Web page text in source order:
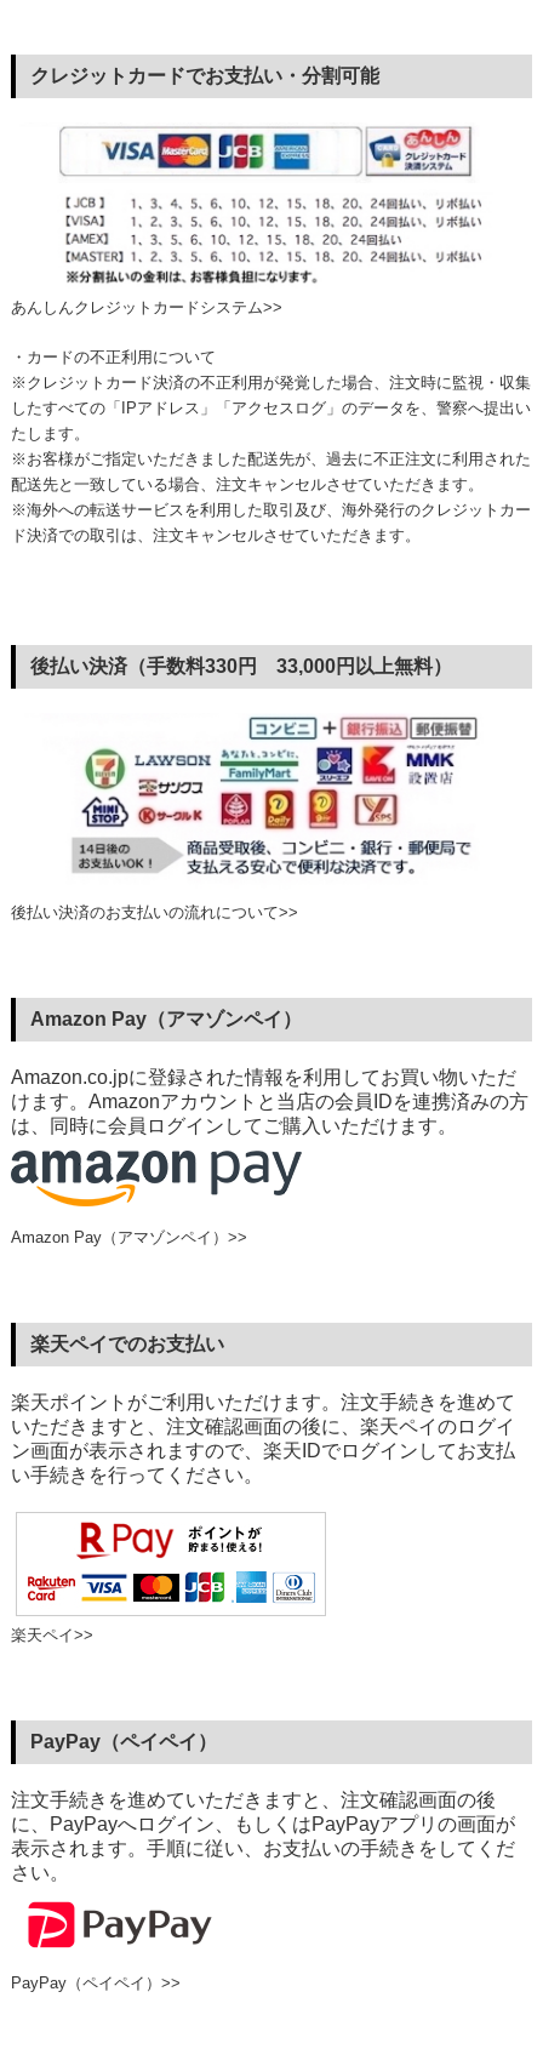
クレジットカードでお支払い・分割可能
あんしんクレジットカードシステム>>
・カードの不正利用について
※クレジットカード決済の不正利用が発覚した場合、注文時に監視・収集
したすべての「IPアドレス」「アクセスログ」のデータを、警察へ提出い
たします。
※お客様がご指定いただきました配送先が、過去に不正注文に利用された
配送先と一致している場合、注文キャンセルさせていただきます。
※海外への転送サービスを利用した取引及び、海外発行のクレジットカー
ド決済での取引は、注文キャンセルさせていただきます。
後払い決済（手数料330円 33,000円以上無料）
後払い決済のお支払いの流れについて>>
Amazon Pay（アマゾンペイ）
Amazon.co.jpに登録された情報を利用してお買い物いただ
けます。Amazonアカウントと当店の会員IDを連携済みの方
は、同時に会員ログインしてご購入いただけます。
Amazon Pay（アマゾンペイ）>>
楽天ペイでのお支払い
楽天ポイントがご利用いただけます。注文手続きを進めて
いただきますと、注文確認画面の後に、楽天ペイのログイ
ン画面が表示されますので、楽天IDでログインしてお支払
い手続きを行ってください。
楽天ペイ>>
PayPay（ペイペイ）
注文手続きを進めていただきますと、注文確認画面の後
に、PayPayへログイン、もしくはPayPayアプリの画面が
表示されます。手順に従い、お支払いの手続きをしてくだ
さい。
PayPay（ペイペイ）>>